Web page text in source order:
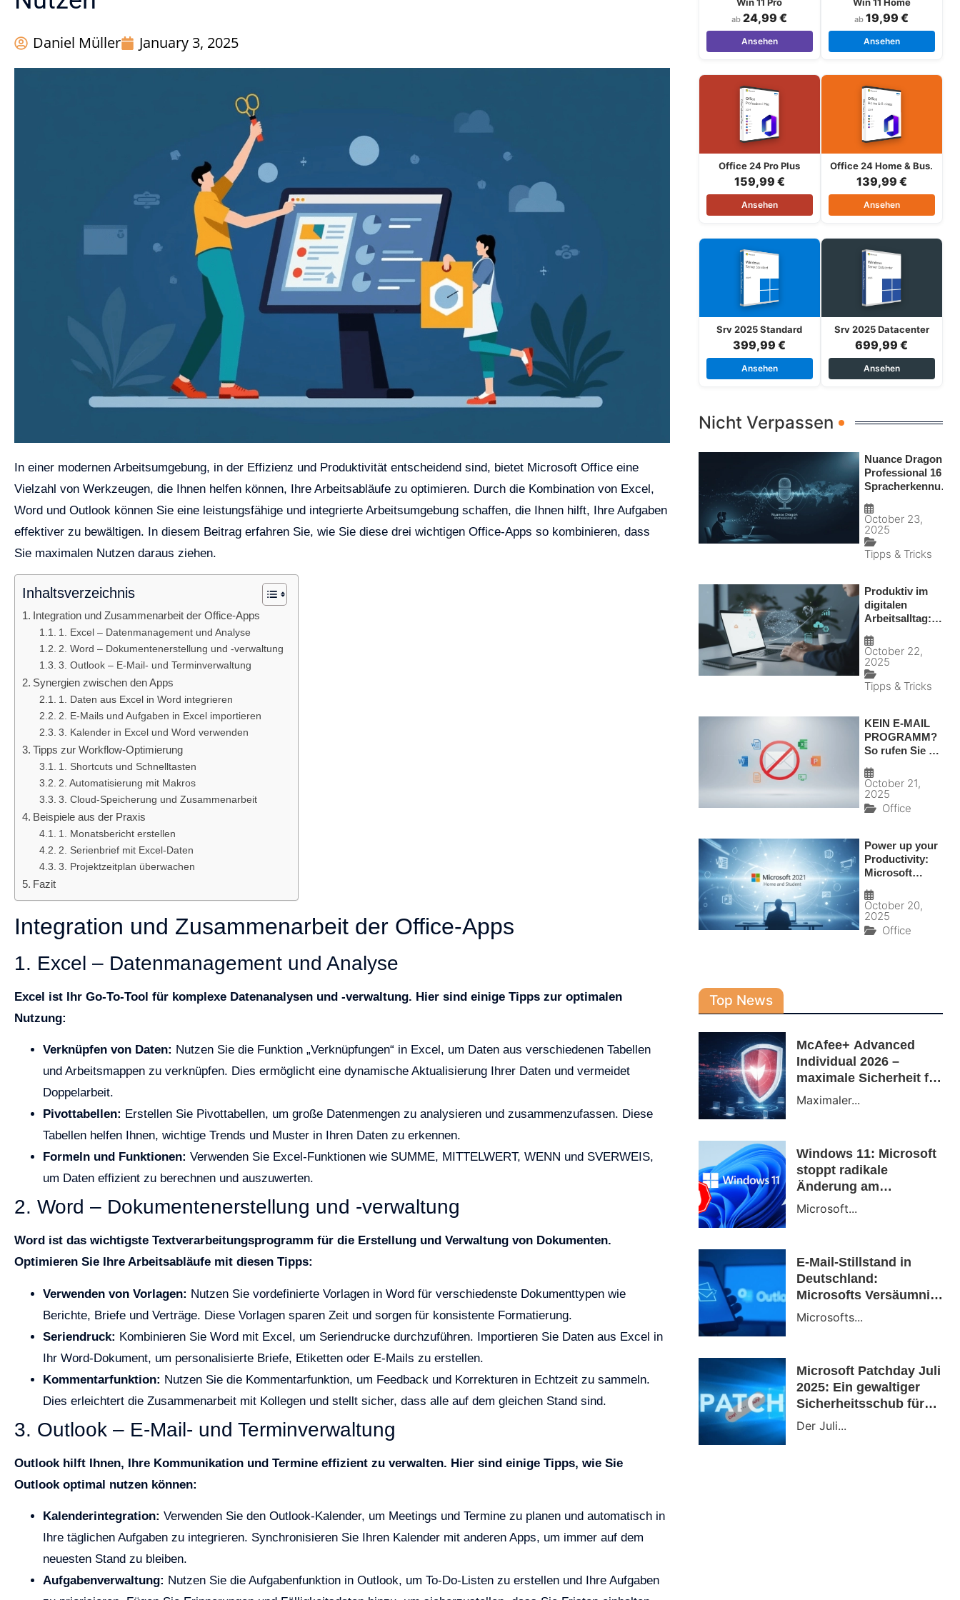
Daniel Müller January 3, 2025
In einer modernen Arbeitsumgebung, in der Effizienz und Produktivität entscheidend sind, bietet Microsoft Office eine
Vielzahl von Werkzeugen, die Ihnen helfen können, Ihre Arbeitsabläufe zu optimieren. Durch die Kombination von Excel,
Word und Outlook können Sie eine leistungsfähige und integrierte Arbeitsumgebung schaffen, die Ihnen hilft, Ihre Aufgaben
effektiver zu bewältigen. In diesem Beitrag erfahren Sie, wie Sie diese drei wichtigen Office-Apps so kombinieren, dass
Sie maximalen Nutzen daraus ziehen.
Inhaltsverzeichnis
Integration und Zusammenarbeit der Office-Apps
1. Excel – Datenmanagement und Analyse
2. Word – Dokumentenerstellung und -verwaltung
3. Outlook – E-Mail- und Terminverwaltung
Synergien zwischen den Apps
1. Daten aus Excel in Word integrieren
2. E-Mails und Aufgaben in Excel importieren
3. Kalender in Excel und Word verwenden
Tipps zur Workflow-Optimierung
1. Shortcuts und Schnelltasten
2. Automatisierung mit Makros
3. Cloud-Speicherung und Zusammenarbeit
Beispiele aus der Praxis
1. Monatsbericht erstellen
2. Serienbrief mit Excel-Daten
3. Projektzeitplan überwachen
Fazit
Integration und Zusammenarbeit der Office-Apps
1. Excel – Datenmanagement und Analyse
Excel ist Ihr Go-To-Tool für komplexe Datenanalysen und -verwaltung. Hier sind einige Tipps zur optimalen
Nutzung:
Verknüpfen von Daten: Nutzen Sie die Funktion „Verknüpfungen“ in Excel, um Daten aus verschiedenen Tabellen
und Arbeitsmappen zu verknüpfen. Dies ermöglicht eine dynamische Aktualisierung Ihrer Daten und vermeidet
Doppelarbeit.
Pivottabellen: Erstellen Sie Pivottabellen, um große Datenmengen zu analysieren und zusammenzufassen. Diese
Tabellen helfen Ihnen, wichtige Trends und Muster in Ihren Daten zu erkennen.
Formeln und Funktionen: Verwenden Sie Excel-Funktionen wie SUMME, MITTELWERT, WENN und SVERWEIS,
um Daten effizient zu berechnen und auszuwerten.
2. Word – Dokumentenerstellung und -verwaltung
Word ist das wichtigste Textverarbeitungsprogramm für die Erstellung und Verwaltung von Dokumenten.
Optimieren Sie Ihre Arbeitsabläufe mit diesen Tipps:
Verwenden von Vorlagen: Nutzen Sie vordefinierte Vorlagen in Word für verschiedenste Dokumenttypen wie
Berichte, Briefe und Verträge. Diese Vorlagen sparen Zeit und sorgen für konsistente Formatierung.
Seriendruck: Kombinieren Sie Word mit Excel, um Seriendrucke durchzuführen. Importieren Sie Daten aus Excel in
Ihr Word-Dokument, um personalisierte Briefe, Etiketten oder E-Mails zu erstellen.
Kommentarfunktion: Nutzen Sie die Kommentarfunktion, um Feedback und Korrekturen in Echtzeit zu sammeln.
Dies erleichtert die Zusammenarbeit mit Kollegen und stellt sicher, dass alle auf dem gleichen Stand sind.
3. Outlook – E-Mail- und Terminverwaltung
Outlook hilft Ihnen, Ihre Kommunikation und Termine effizient zu verwalten. Hier sind einige Tipps, wie Sie
Outlook optimal nutzen können:
Kalenderintegration: Verwenden Sie den Outlook-Kalender, um Meetings und Termine zu planen und automatisch in
Ihre täglichen Aufgaben zu integrieren. Synchronisieren Sie Ihren Kalender mit anderen Apps, um immer auf dem
neuesten Stand zu bleiben.
Aufgabenverwaltung: Nutzen Sie die Aufgabenfunktion in Outlook, um To-Do-Listen zu erstellen und Ihre Aufgaben
Win 11 Pro
ab 24,99 €
Ansehen
Win 11 Home
ab 19,99 €
Ansehen
Office 24 Pro Plus
159,99 €
Ansehen
Office 24 Home & Bus.
139,99 €
Ansehen
Srv 2025 Standard
399,99 €
Ansehen
Srv 2025 Datacenter
699,99 €
Ansehen
Nicht Verpassen
Nuance Dragon
Professional 16 –
Spracherkennung,
Arbeitsalltag
wirklich
beschleunigt
October 23,
2025
Tipps & Tricks
Produktiv im
digitalen
Arbeitsalltag:
Tools und
Routinen, die
wirklich wirken
October 22,
2025
Tipps & Tricks
KEIN E-MAIL
PROGRAMM?
So rufen Sie E-
über den
Browser ab –
und welche
October 21,
2025
Office
Power up your
Productivity:
Microsoft
Home and
Student für
digitale
October 20,
2025
Office
Top News
McAfee+ Advanced
Individual 2026 –
maximale Sicherheit für
deine digitale Freiheit
Maximaler...
Windows 11: Microsoft
stoppt radikale
Änderung am
Infobereich nach
Microsoft...
E-Mail-Stillstand in
Deutschland:
Microsofts Versäumnis
bei Outlook
Microsofts...
Microsoft Patchday Juli
2025: Ein gewaltiger
Sicherheitsschub für
Windows-Nutzer
Der Juli...